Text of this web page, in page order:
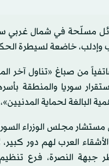
مسلّحة في شمال غربي
خاضعة لسيطرة
من صباغ «تناول آخر
سوريا والمنطقة
البالغة لحماية
مجلس الوزراء السوري
العرب لهم دور
جبهة النصرة، فرع